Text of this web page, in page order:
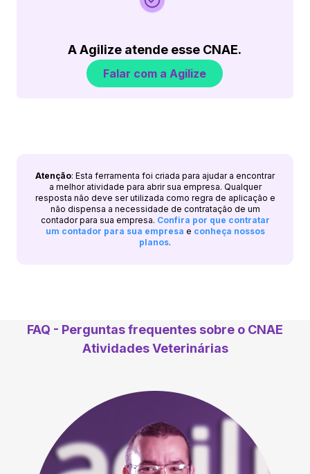
A Agilize atende esse CNAE.
Falar com a Agilize
Atenção: Esta ferramenta foi criada para ajudar a encontrar
a melhor atividade para abrir sua empresa. Qualquer
resposta não deve ser utilizada como regra de aplicação e
não dispensa a necessidade de contratação de um
contador para sua empresa. Confira por que contratar
um contador para sua empresa e conheça nossos
planos.
FAQ - Perguntas frequentes sobre o CNAE
Atividades Veterinárias